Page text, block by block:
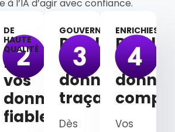
l’IA d’agir avec confiance.
DE
HAUTE
QUALITÉ
Rendez
vos
données
fiables
GOUVERNÉES
Rendez
vos
données
traçables
Dès
ENRICHIES
Rendez
vos
Vos